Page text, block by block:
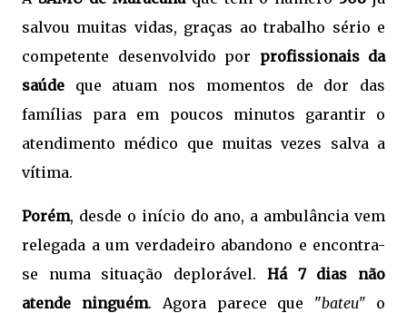
salvou muitas vidas, graças ao trabalho sério e
competente desenvolvido por profissionais da
saúde que atuam nos momentos de dor das
famílias para em poucos minutos garantir o
atendimento médico que muitas vezes salva a
vítima.
Porém, desde o início do ano, a ambulância vem
relegada a um verdadeiro abandono e encontra-
se numa situação deplorável. Há 7 dias não
atende ninguém. Agora parece que "bateu" o